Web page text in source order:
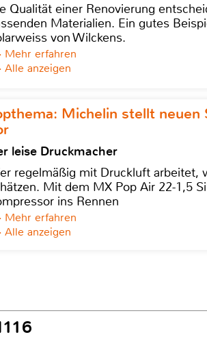
Qualität einer Renovierung
Materialien. Ein gutes
von Wilckens.
Mehr erfahren
Alle anzeigen
Michelin stellt
leise Druckmacher
regelmäßig mit Druckluft arbeitet,
Mit dem MX Pop Air 22-1,5
ins Rennen
Mehr erfahren
Alle anzeigen